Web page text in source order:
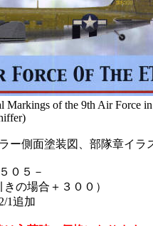
Markings of the 9th Air Force
ー側面塗装図、部隊章イラ
０５－
の場合＋３００）
1追加